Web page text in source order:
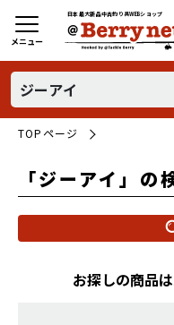
日本最大新品中古釣り具WEBショップ
メニュー
TOPページ
「ジーアイ」の
お探しの商品